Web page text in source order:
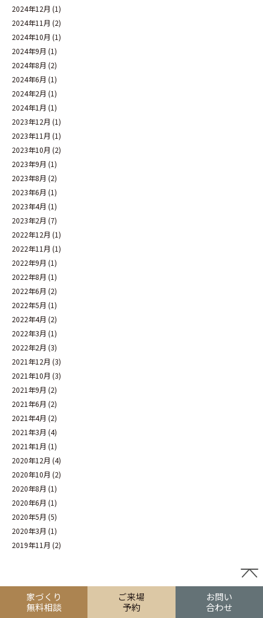
2024年12月 (1)
2024年11月 (2)
2024年10月 (1)
2024年9月 (1)
2024年8月 (2)
2024年6月 (1)
2024年2月 (1)
2024年1月 (1)
2023年12月 (1)
2023年11月 (1)
2023年10月 (2)
2023年9月 (1)
2023年8月 (2)
2023年6月 (1)
2023年4月 (1)
2023年2月 (7)
2022年12月 (1)
2022年11月 (1)
2022年9月 (1)
2022年8月 (1)
2022年6月 (2)
2022年5月 (1)
2022年4月 (2)
2022年3月 (1)
2022年2月 (3)
2021年12月 (3)
2021年10月 (3)
2021年9月 (2)
2021年6月 (2)
2021年4月 (2)
2021年3月 (4)
2021年1月 (1)
2020年12月 (4)
2020年10月 (2)
2020年8月 (1)
2020年6月 (1)
2020年5月 (5)
2020年3月 (1)
2019年11月 (2)
家づくり
無料相談
ご来場
予約
お問い
合わせ